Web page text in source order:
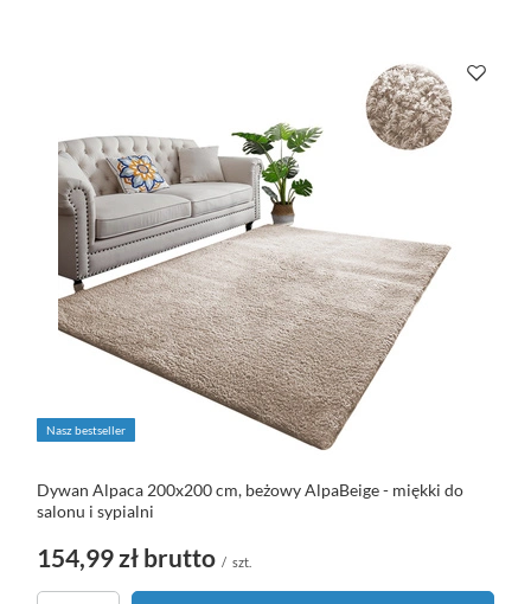
Nasz bestseller
Dywan Alpaca 200x200 cm, beżowy AlpaBeige - miękki do
salonu i sypialni
154,99 zł brutto / szt.